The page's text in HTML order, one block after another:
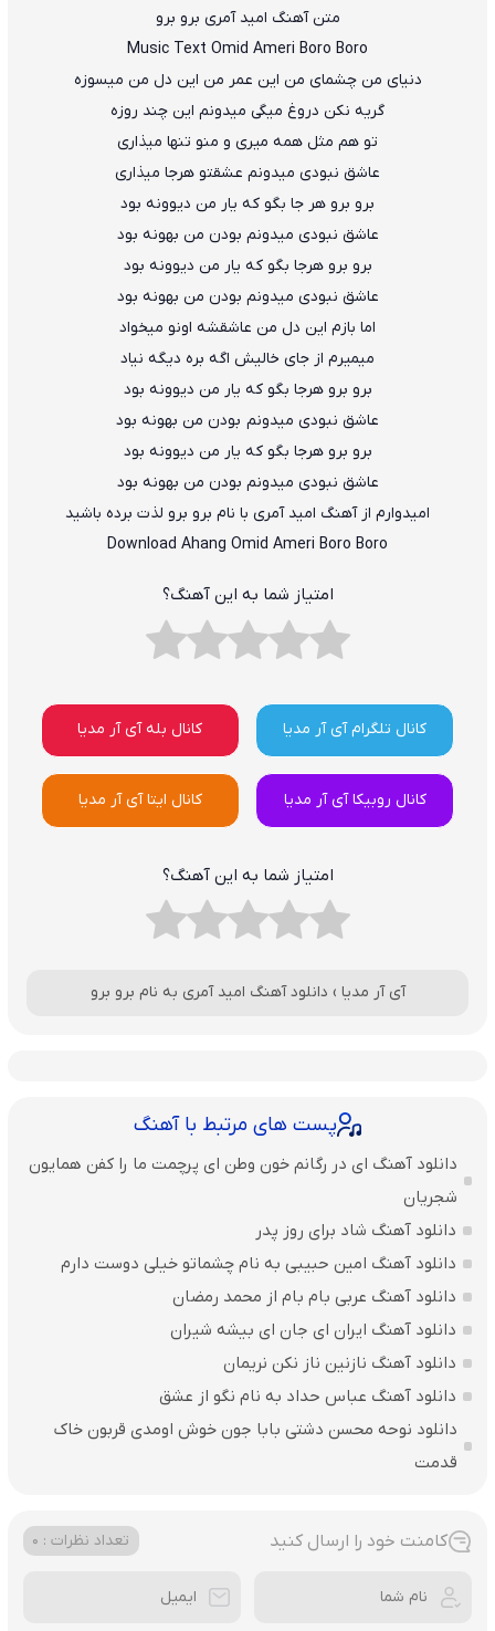
متن آهنگ امید آمری برو برو
Music Text Omid Ameri Boro Boro
دنیای من چشمای من این عمر من این دل من میسوزه
گریه نکن دروغ میگی میدونم این چند روزه
تو هم مثل همه میری و منو تنها میذاری
عاشق نبودی میدونم عشقتو هرجا میذاری
برو برو هر جا بگو که یار من دیوونه بود
عاشق نبودی میدونم بودن من بهونه بود
برو برو هرجا بگو که یار من دیوونه بود
عاشق نبودی میدونم بودن من بهونه بود
اما بازم این دل من عاشقشه اونو میخواد
میمیرم از جای خالیش اگه بره دیگه نیاد
برو برو هرجا بگو که یار من دیوونه بود
عاشق نبودی میدونم بودن من بهونه بود
برو برو هرجا بگو که یار من دیوونه بود
عاشق نبودی میدونم بودن من بهونه بود
امیدوارم از آهنگ امید آمری با نام برو برو لذت برده باشید
Download Ahang Omid Ameri Boro Boro
امتیاز شما به این آهنگ؟
کانال تلگرام آی آر مدیا کانال بله آی آر مدیا
کانال روبیکا آی آر مدیا کانال ایتا آی آر مدیا
امتیاز شما به این آهنگ؟
آی آر مدیا › دانلود آهنگ امید آمری به نام برو برو
پست های مرتبط با آهنگ
دانلود آهنگ ای در رگانم خون وطن ای پرچمت ما را کفن همایون
شجریان
دانلود آهنگ شاد برای روز پدر
دانلود آهنگ امین حبیبی به نام چشماتو خیلی دوست دارم
دانلود آهنگ عربی بام بام از محمد رمضان
دانلود آهنگ ایران ای جان ای بیشه شیران
دانلود آهنگ نازنین ناز نکن نریمان
دانلود آهنگ عباس حداد به نام نگو از عشق
دانلود نوحه محسن دشتی بابا جون خوش اومدی قربون خاک
قدمت
کامنت خود را ارسال کنید تعداد نظرات : 0